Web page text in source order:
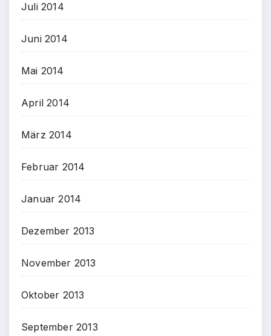
Juli 2014
Juni 2014
Mai 2014
April 2014
März 2014
Februar 2014
Januar 2014
Dezember 2013
November 2013
Oktober 2013
September 2013